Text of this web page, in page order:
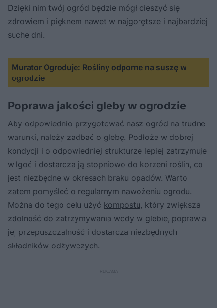
Dzięki nim twój ogród będzie mógł cieszyć się
zdrowiem i pięknem nawet w najgorętsze i najbardziej
suche dni.
Murator Ogroduje: Rośliny odporne na suszę w
ogrodzie
Poprawa jakości gleby w ogrodzie
Aby odpowiednio przygotować nasz ogród na trudne
warunki, należy zadbać o glebę. Podłoże w dobrej
kondycji i o odpowiedniej strukturze lepiej zatrzymuje
wilgoć i dostarcza ją stopniowo do korzeni roślin, co
jest niezbędne w okresach braku opadów. Warto
zatem pomyśleć o regularnym nawożeniu ogrodu.
Można do tego celu użyć kompostu, który zwiększa
zdolność do zatrzymywania wody w glebie, poprawia
jej przepuszczalność i dostarcza niezbędnych
składników odżywczych.